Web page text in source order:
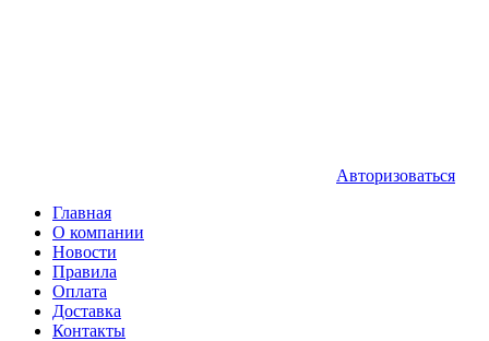
Авторизоваться
Главная
О компании
Новости
Правила
Оплата
Доставка
Контакты